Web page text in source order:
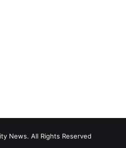
News. All Rights Reserved